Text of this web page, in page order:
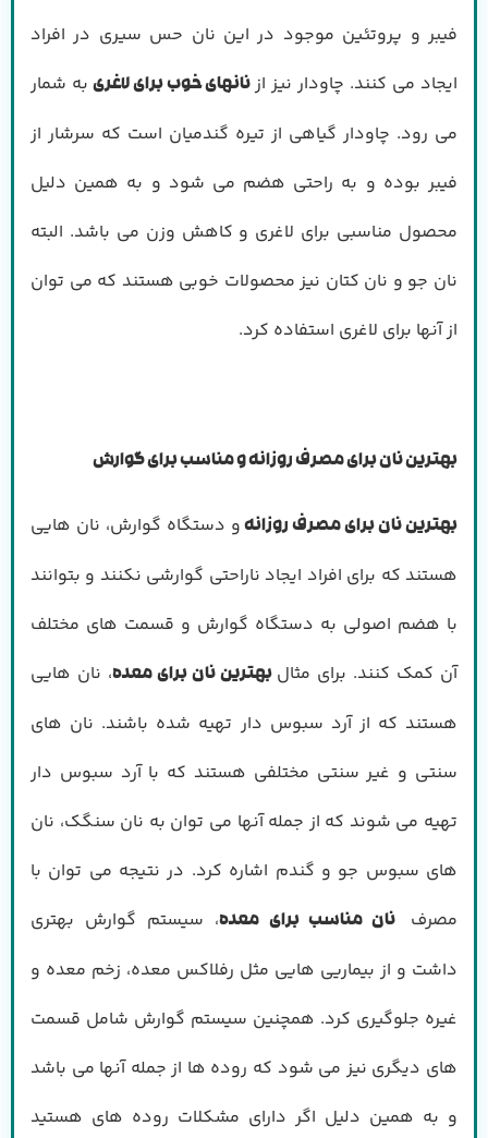
فیبر و پروتئین موجود در این نان حس سیری در افراد
ایجاد می کنند. چاودار نیز ازنانهای خوب برای لاغری به شمار
می رود. چاودار گیاهی از تیره گندمیان است که سرشار از
فیبر بوده و به راحتی هضم می شود و به همین دلیل
محصول مناسبی برای لاغری و کاهش وزن می باشد. البته
نان جو و نان کتان نیز محصولات خوبی هستند که می توان
از آنها برای لاغری استفاده کرد.
بهترین نان برای مصرف روزانه و مناسب برای گوارش
بهترین نان برای مصرف روزانهو دستگاه گوارش، نان هایی
هستند که برای افراد ایجاد ناراحتی گوارشی نکنند و بتوانند
با هضم اصولی به دستگاه گوارش و قسمت های مختلف
آن کمک کنند. برای مثالبهترین نان برای معده، نان هایی
هستند که از آرد سبوس دار تهیه شده باشند. نان های
سنتی و غیر سنتی مختلفی هستند که با آرد سبوس دار
تهیه می شوند که از جمله آنها می توان به نان سنگک، نان
های سبوس جو و گندم اشاره کرد. در نتیجه می توان با
مصرف
نان مناسب برای معده، سیستم گوارش بهتری
داشت و از بیماریی هایی مثل رفلاکس معده، زخم معده و
غیره جلوگیری کرد. همچنین سیستم گوارش شامل قسمت
های دیگری نیز می شود که روده ها از جمله آنها می باشد
و به همین دلیل اگر دارای مشکلات روده های هستید